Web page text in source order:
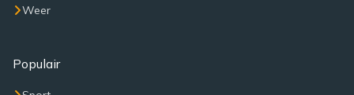
Weer
Populair